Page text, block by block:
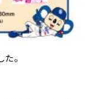
。